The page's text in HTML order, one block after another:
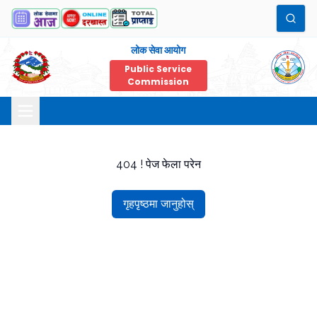
लोक सेवा आयोग
Public Service
Commission
404 ! पेज फेला परेन
गृहपृष्ठमा जानुहोस्